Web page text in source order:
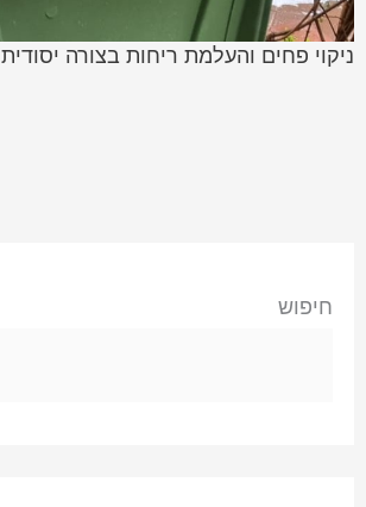
ניקוי פחים והעלמת ריחות בצורה יסודית
חיפוש